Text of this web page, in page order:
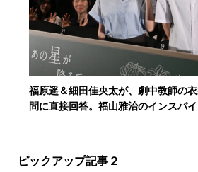
福原遥＆細田佳央太が、劇中教師の
問に直接回答。福山雅治のインスパ
ピックアップ記事２